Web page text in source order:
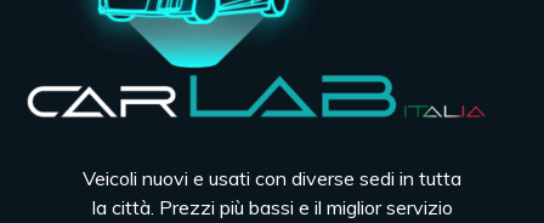
Veicoli nuovi e usati con diverse sedi in tutta
la città. Prezzi più bassi e il miglior servizio